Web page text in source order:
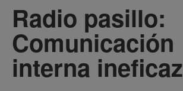
Radio pasillo:
Comunicación
interna ineficaz